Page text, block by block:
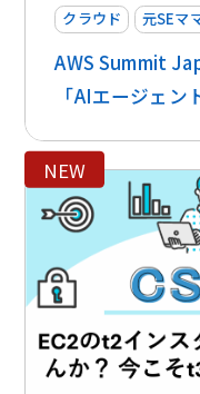
クラウド 元SEマ
AWS Summit
「AIエージェン
NEW